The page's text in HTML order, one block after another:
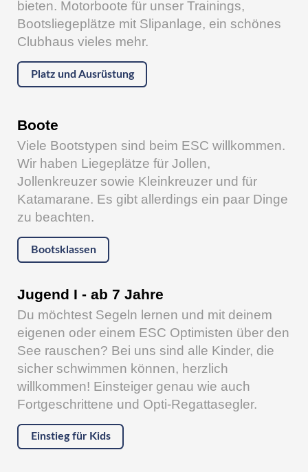
bieten. Motorboote für unser Trainings,
Bootsliegeplätze mit Slipanlage, ein schönes
Clubhaus vieles mehr.
Platz und Ausrüstung
Boote
Viele Bootstypen sind beim ESC willkommen.
Wir haben Liegeplätze für Jollen,
Jollenkreuzer sowie Kleinkreuzer und für
Katamarane. Es gibt allerdings ein paar Dinge
zu beachten.
Bootsklassen
Jugend I - ab 7 Jahre
Du möchtest Segeln lernen und mit deinem
eigenen oder einem ESC Optimisten über den
See rauschen? Bei uns sind alle Kinder, die
sicher schwimmen können, herzlich
willkommen! Einsteiger genau wie auch
Fortgeschrittene und Opti-Regattasegler.
Einstieg für Kids